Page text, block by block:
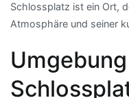
Schlossplatz ist ein Ort,
Atmosphäre und seiner